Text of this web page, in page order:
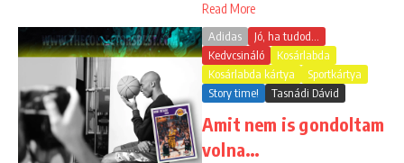
Read More
Adidas
Jó, ha tudod...
Kedvcsináló
Kosárlabda
Kosárlabda kártya
Sportkártya
Story time!
Tasnádi Dávid
Amit nem is gondoltam
volna…